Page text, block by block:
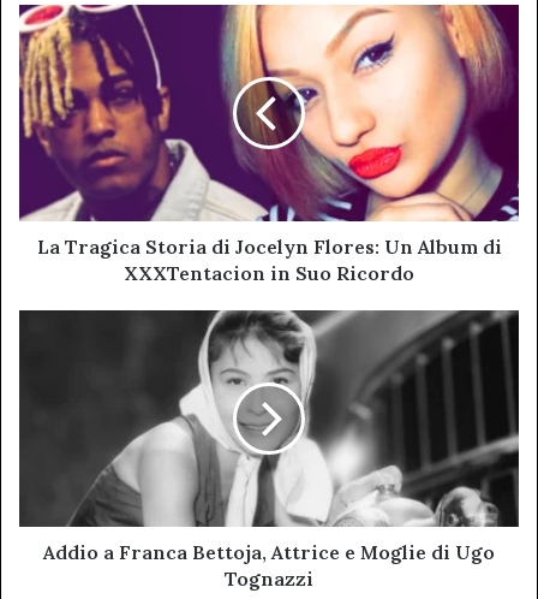
La
Tragica
Storia
di
Jocelyn
Flores:
di
XXXTentacion
La Tragica Storia di Jocelyn Flores: Un Album di
XXXTentacion in Suo Ricordo
Ugo
Tognazzi
Addio a Franca Bettoja, Attrice e Moglie di Ugo
Tognazzi